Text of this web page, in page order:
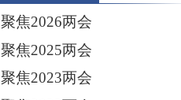
聚焦2026两会
聚焦2025两会
聚焦2023两会